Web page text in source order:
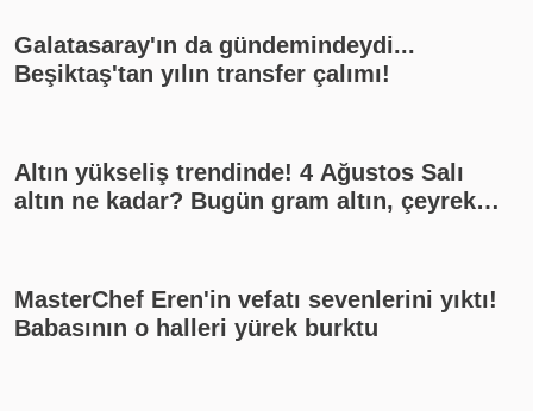
Galatasaray'ın da gündemindeydi...
Beşiktaş'tan yılın transfer çalımı!
Altın yükseliş trendinde! 4 Ağustos Salı
altın ne kadar? Bugün gram altın, çeyrek
rakamları, canlı takip
MasterChef Eren'in vefatı sevenlerini yıktı!
Babasının o halleri yürek burktu